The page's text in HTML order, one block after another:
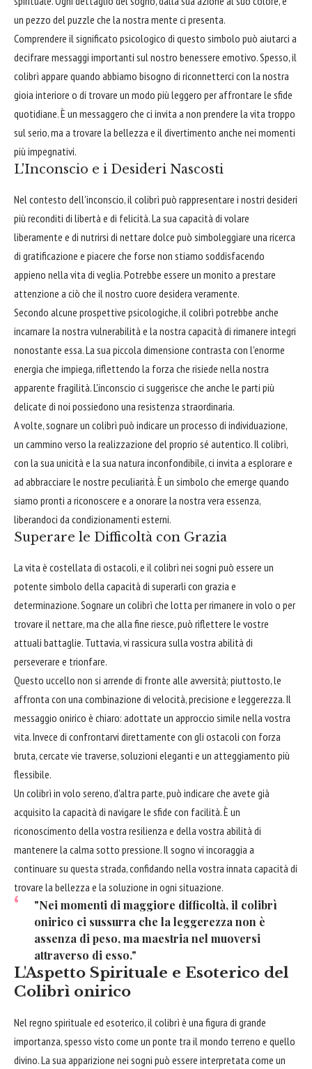
un pezzo del puzzle che la nostra mente ci presenta.
Comprendere il significato psicologico di questo simbolo può aiutarci a
decifrare messaggi importanti sul nostro benessere emotivo. Spesso, il
colibrì appare quando abbiamo bisogno di riconnetterci con la nostra
gioia interiore o di trovare un modo più leggero per affrontare le sfide
quotidiane. È un messaggero che ci invita a non prendere la vita troppo
sul serio, ma a trovare la bellezza e il divertimento anche nei momenti
più impegnativi.
L'Inconscio e i Desideri Nascosti
Nel contesto dell'inconscio, il colibrì può rappresentare i nostri desideri
più reconditi di libertà e di felicità. La sua capacità di volare
liberamente e di nutrirsi di nettare dolce può simboleggiare una ricerca
di gratificazione e piacere che forse non stiamo soddisfacendo
appieno nella vita di veglia. Potrebbe essere un monito a prestare
attenzione a ciò che il nostro cuore desidera veramente.
Secondo alcune prospettive psicologiche, il colibrì potrebbe anche
incarnare la nostra vulnerabilità e la nostra capacità di rimanere integri
nonostante essa. La sua piccola dimensione contrasta con l'enorme
energia che impiega, riflettendo la forza che risiede nella nostra
apparente fragilità. L'inconscio ci suggerisce che anche le parti più
delicate di noi possiedono una resistenza straordinaria.
A volte, sognare un colibrì può indicare un processo di individuazione,
un cammino verso la realizzazione del proprio sé autentico. Il colibrì,
con la sua unicità e la sua natura inconfondibile, ci invita a esplorare e
ad abbracciare le nostre peculiarità. È un simbolo che emerge quando
siamo pronti a riconoscere e a onorare la nostra vera essenza,
liberandoci da condizionamenti esterni.
Superare le Difficoltà con Grazia
La vita è costellata di ostacoli, e il colibrì nei sogni può essere un
potente simbolo della capacità di superarli con grazia e
determinazione. Sognare un colibrì che lotta per rimanere in volo o per
trovare il nettare, ma che alla fine riesce, può riflettere le vostre
attuali battaglie. Tuttavia, vi rassicura sulla vostra abilità di
perseverare e trionfare.
Questo uccello non si arrende di fronte alle avversità; piuttosto, le
affronta con una combinazione di velocità, precisione e leggerezza. Il
messaggio onirico è chiaro: adottate un approccio simile nella vostra
vita. Invece di confrontarvi direttamente con gli ostacoli con forza
bruta, cercate vie traverse, soluzioni eleganti e un atteggiamento più
flessibile.
Un colibrì in volo sereno, d'altra parte, può indicare che avete già
acquisito la capacità di navigare le sfide con facilità. È un
riconoscimento della vostra resilienza e della vostra abilità di
mantenere la calma sotto pressione. Il sogno vi incoraggia a
continuare su questa strada, confidando nella vostra innata capacità di
trovare la bellezza e la soluzione in ogni situazione.
"Nei momenti di maggiore difficoltà, il colibrì
onirico ci sussurra che la leggerezza non è
assenza di peso, ma maestria nel muoversi
attraverso di esso."
L'Aspetto Spirituale e Esoterico del
Colibrì onirico
Nel regno spirituale ed esoterico, il colibrì è una figura di grande
importanza, spesso visto come un ponte tra il mondo terreno e quello
divino. La sua apparizione nei sogni può essere interpretata come un